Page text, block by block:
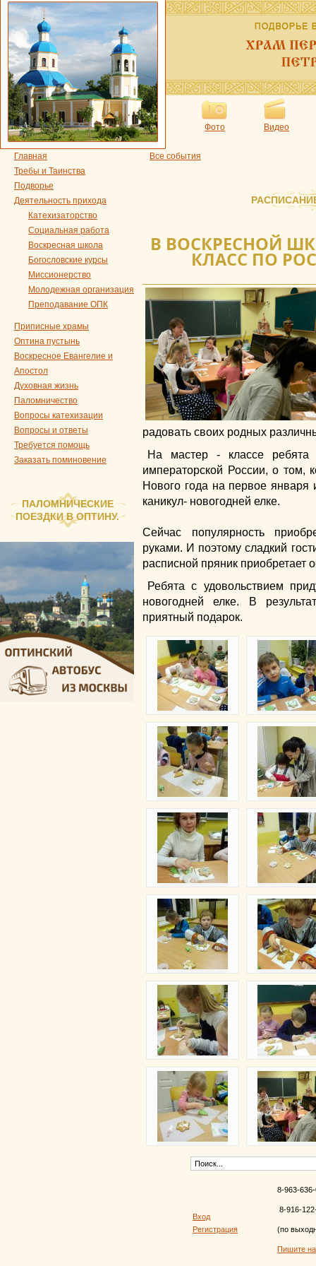
Фото Видео
Главная
Требы и Таинства
Подворье
Деятельность прихода
Катехизаторство
Социальная работа
Воскресная школа
Богословские курсы
Миссионерство
Молодежная организация
Преподавание ОПК
Приписные храмы
Оптина пустынь
Воскресное Евангелие и
Апостол
Духовная жизнь
Паломничество
Вопросы катехизации
Вопросы и ответы
Требуется помощь
Заказать поминовение
ПАЛОМНИЧЕСКИЕ
ПОЕЗДКИ В ОПТИНУ.
Все события
В ВОСКРЕСНОЙ
КЛАСС ПО
радовать своих родных
На мастер - классе ребята
императорской России, о том,
Нового года на первое января
каникул- новогодней елке.
Сейчас популярность
руками. И поэтому сладкий
расписной пряник приобретает
Ребята с удовольствием
новогодней елке. В
приятный подарок.
Вход
Регистрация
8-963-
8-916-
(по
Пишите